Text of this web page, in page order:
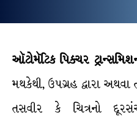
ઑટોમૅટિક પિક્ચર
મથકેથી, ઉપગ્રહ દ્વારા અથવા
તસવીર કે ચિત્રનો